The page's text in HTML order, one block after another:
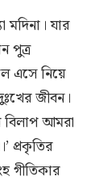
মদিনা। যার
পুত্র
এসে নিয়ে
জীবন।
বিলাপ আমরা
প্রকৃতির
গীতিকার